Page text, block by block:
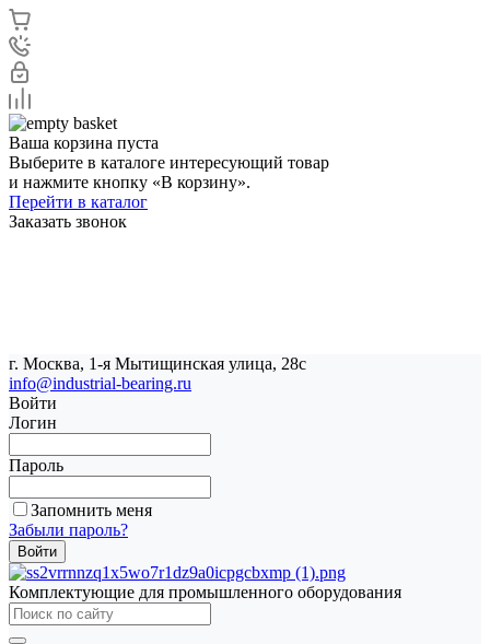
Ваша корзина пуста
Выберите в каталоге интересующий товар
и нажмите кнопку «В корзину».
Перейти в каталог
Заказать звонок
г. Москва, 1-я Мытищинская улица, 28с
info@industrial-bearing.ru
Войти
Логин
Пароль
Запомнить меня
Забыли пароль?
Комплектующие для промышленного оборудования